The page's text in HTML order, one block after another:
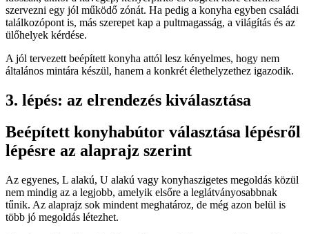
szervezni egy jól működő zónát. Ha pedig a konyha egyben családi
találkozópont is, más szerepet kap a pultmagasság, a világítás és az
ülőhelyek kérdése.
A jól tervezett beépített konyha attól lesz kényelmes, hogy nem
általános mintára készül, hanem a konkrét élethelyzethez igazodik.
3. lépés: az elrendezés kiválasztása
Beépített konyhabútor választása lépésről
lépésre az alaprajz szerint
Az egyenes, L alakú, U alakú vagy konyhaszigetes megoldás közül
nem mindig az a legjobb, amelyik elsőre a leglátványosabbnak
tűnik. Az alaprajz sok mindent meghatároz, de még azon belül is
több jó megoldás létezhet.